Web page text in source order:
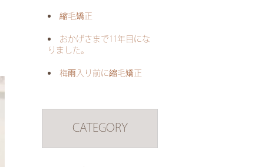
縮毛矯正
おかげさまで11年目にな
りました。
梅雨入り前に縮毛矯正
CATEGORY